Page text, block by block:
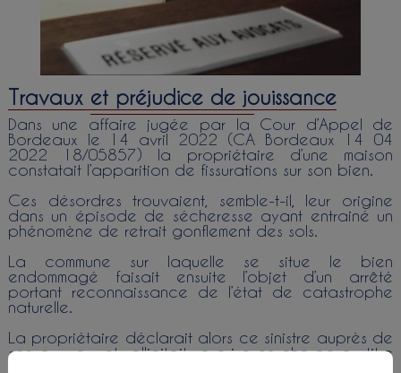
Travaux et préjudice de jouissance
Dans une affaire jugée par la Cour d’Appel de
Bordeaux le 14 avril 2022 (CA Bordeaux 14 04
2022 18/05857) la propriétaire d’une maison
constatait l’apparition de fissurations sur son bien.
Ces désordres trouvaient, semble-t-il, leur origine
dans un épisode de sécheresse ayant entrainé un
phénomène de retrait gonflement des sols.
La commune sur laquelle se situe le bien
endommagé faisait ensuite l’objet d’un arrêté
portant reconnaissance de l’état de catastrophe
naturelle.
La propriétaire déclarait alors ce sinistre auprès de
son assureur et sollicitait sa prise en charge au titre